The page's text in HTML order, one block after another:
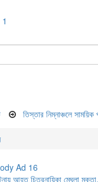
নিম্নাঞ্চলে সাময়িক প্লাবনের শঙ্কা